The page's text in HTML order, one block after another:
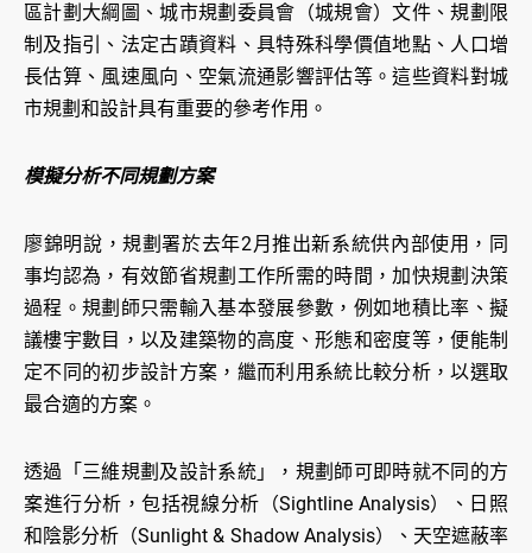
區計劃大綱圖、城市規劃委員會（城規會）文件、規劃限
制及指引、法定古蹟資料、具特殊科學價值地點、人口增
長估算、風速風向、空氣流通影響評估等。這些資料對城
市規劃和設計具有重要的參考作用。
模擬分析不同規劃方案
廖錦明說，規劃署於去年2月推出新系統供內部使用，同
事均認為，有效節省規劃工作所需的時間，加快規劃決策
過程。規劃師只需輸入基本發展參數，例如地積比率、擬
議樓宇數目，以及建築物的高度、形態和密度等，便能制
定不同的初步設計方案，繼而利用系統比較分析，以選取
最合適的方案。
透過「三維規劃及設計系統」，規劃師可即時就不同的方
案進行分析，包括視線分析（Sightline Analysis）、日照
和陰影分析（Sunlight & Shadow Analysis）、天空遮蔽率